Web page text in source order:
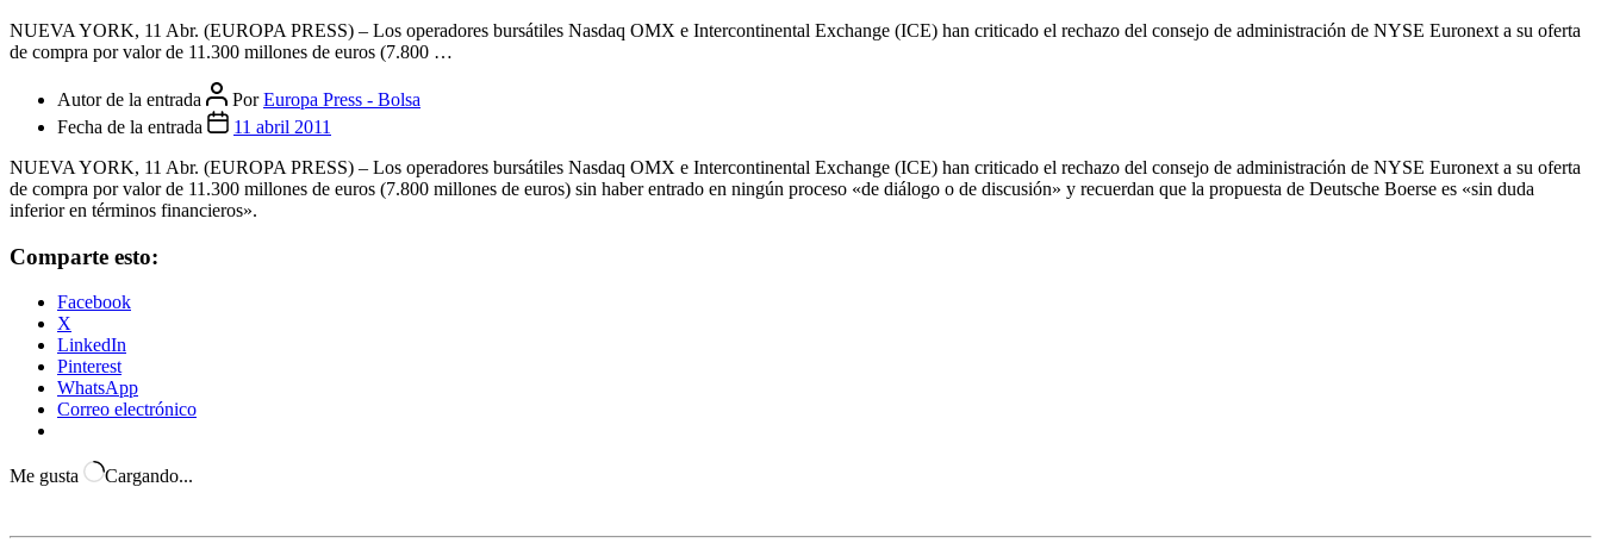
NUEVA YORK, 11 Abr. (EUROPA PRESS) – Los operadores bursátiles Nasdaq OMX e Intercontinental Exchange (ICE) han criticado el rechazo del consejo de administración de NYSE Euronext a su oferta
de compra por valor de 11.300 millones de euros (7.800 …
Autor de la entrada PorEuropa Press - Bolsa
Fecha de la entrada
11 abril 2011
NUEVA YORK, 11 Abr. (EUROPA PRESS) – Los operadores bursátiles Nasdaq OMX e Intercontinental Exchange (ICE) han criticado el rechazo del consejo de administración de NYSE Euronext a su oferta
de compra por valor de 11.300 millones de euros (7.800 millones de euros) sin haber entrado en ningún proceso «de diálogo o de discusión» y recuerdan que la propuesta de Deutsche Boerse es «sin duda
inferior en términos financieros».
Comparte esto:
Facebook
X
LinkedIn
Pinterest
WhatsApp
Correo electrónico
Me gusta Cargando...